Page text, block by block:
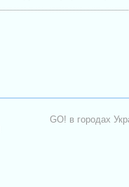
GO! в городах